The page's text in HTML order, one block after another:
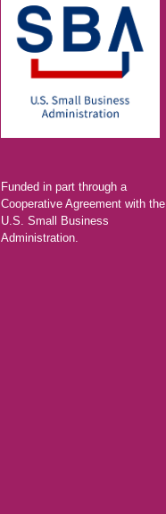
Funded in part through a
Cooperative Agreement with the
U.S. Small Business
Administration.